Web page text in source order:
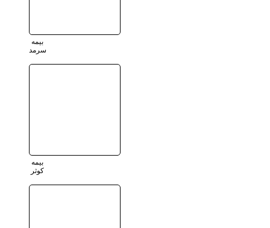
بیمه
سرمد
بیمه
کوثر